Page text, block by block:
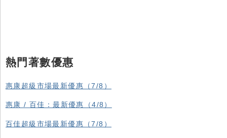
熱門著數優惠
惠康超級市場最新優惠（7/8）
惠康 / 百佳：最新優惠（4/8）
百佳超級市場最新優惠（7/8）